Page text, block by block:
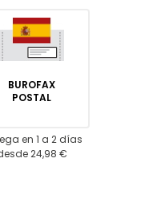
BUROFAX
POSTAL
en 1 a 2 días
24,98 €